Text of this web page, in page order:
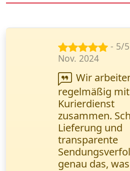
- 5/
Sept. 2024
ist super
Wichtige
wurden in einem
halben Tag
übergeben. Ich
empfehle sie